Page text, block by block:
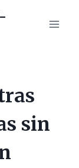
sin